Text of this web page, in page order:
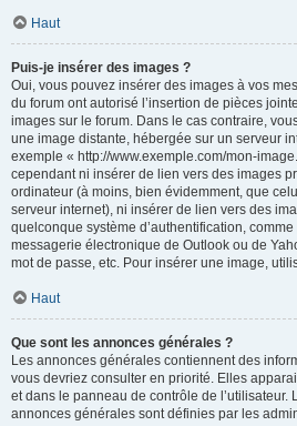
Haut
Puis-je insérer des images ?
Oui, vous pouvez insérer des images à vos
du forum ont autorisé l’insertion de pièces
images sur le forum. Dans le cas contraire,
une image distante, hébergée sur un serveur
exemple « http://www.exemple.com/mon-
cependant ni insérer de lien vers des images
ordinateur (à moins, bien évidemment, que
serveur internet), ni insérer de lien vers des
quelconque système d’authentification,
messagerie électronique de Outlook ou de
mot de passe, etc. Pour insérer une image,
Haut
Que sont les annonces générales ?
Les annonces générales contiennent des
vous devriez consulter en priorité. Elles
et dans le panneau de contrôle de l’utilisateur.
annonces générales sont définies par les